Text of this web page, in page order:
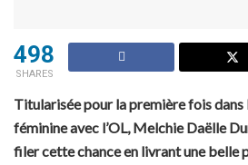
498
SHARES
Titularisée pour la première fois dans
féminine avec l’OL, Melchie Daëlle
filer cette chance en livrant une belle